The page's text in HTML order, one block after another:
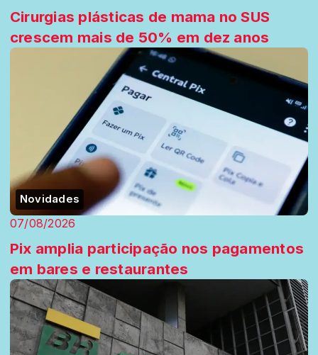
Cirurgias plásticas de mama no SUS
crescem mais de 50% em dez anos
Novidades
07/08/2026
Pix amplia participação nos pagamentos
em bares e restaurantes